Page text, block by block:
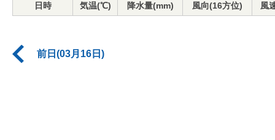
日時 気温(℃) 降水量(mm) 風向(16方位) 風
前日(03月16日)